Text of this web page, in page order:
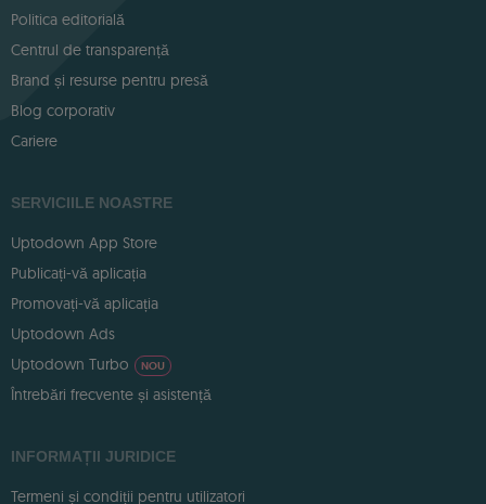
Politica editorială
Centrul de transparență
Brand și resurse pentru presă
Blog corporativ
Cariere
SERVICIILE NOASTRE
Uptodown App Store
Publicați-vă aplicația
Promovați-vă aplicația
Uptodown Ads
Uptodown Turbo
NOU
Întrebări frecvente și asistență
INFORMAȚII JURIDICE
Termeni și condiții pentru utilizatori